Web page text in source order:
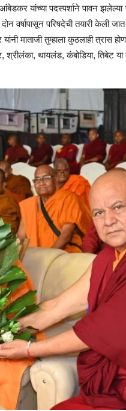
यांच्या पदस्पर्शाने पावन झलेल्या
वर्षापासून परिषदेची तयारी केली जात
माताजी तुम्हाला कुठलाही त्रास
श्रीलंका, थायलंड, कंबोडिया, तिबेट